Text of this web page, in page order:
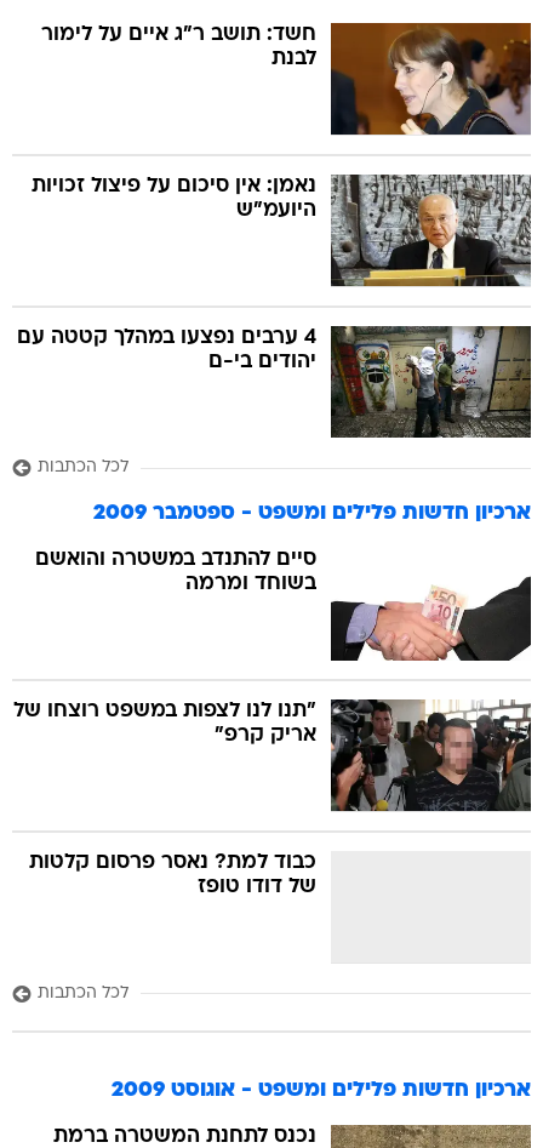
חשד: תושב ר"ג איים על לימור
לבנת
נאמן: אין סיכום על פיצול זכויות
היועמ"ש
4 ערבים נפצעו במהלך קטטה עם
יהודים בי-ם
לכל הכתבות
ארכיון חדשות פלילים ומשפט - ספטמבר 2009
סיים להתנדב במשטרה והואשם
בשוחד ומרמה
"תנו לנו לצפות במשפט רוצחו של
אריק קרפ"
כבוד למת? נאסר פרסום קלטות
של דודו טופז
לכל הכתבות
ארכיון חדשות פלילים ומשפט - אוגוסט 2009
נכנס לתחנת המשטרה ברמת